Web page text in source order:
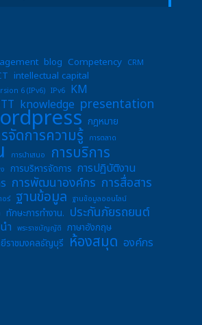
blog Competency CRM
intellectual capital
6 (IPv6) IPv6 KM
knowledge presentation
กฎหมาย
จัดการความรู้ การตลาด
การนำเสนอ การบริการ
การบริหารจัดการ การปฏิบัติงาน
การพัฒนาองค์กร การสื่อสาร
อร์ ฐานข้อมูล ฐานข้อมูลออนไลน์
ทักษะการทำงาน. ประกันภัยรถยนต์
ำ พระราชบัญญัติ ภาษาอังกฤษ
ยีราชมงคลธัญบุรี ห้องสมุด องค์กร